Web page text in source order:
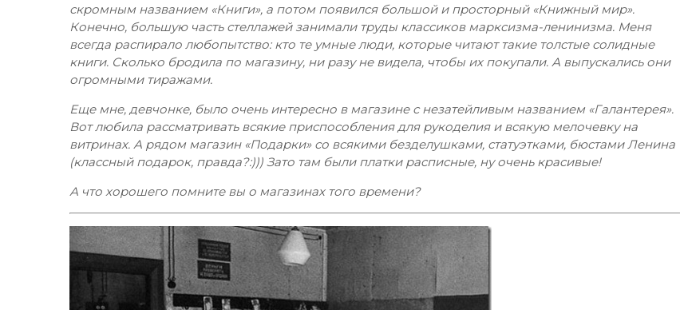
скромным названием «Книги», а потом появился большой и просторный «Книжный мир».
Конечно, большую часть стеллажей занимали труды классиков марксизма-ленинизма. Меня
всегда распирало любопытство: кто те умные люди, которые читают такие толстые солидные
книги. Сколько бродила по магазину, ни разу не видела, чтобы их покупали. А выпускались они
огромными тиражами.
Еще мне, девчонке, было очень интересно в магазине с незатейливым названием «Галантерея».
Вот любила рассматривать всякие приспособления для рукоделия и всякую мелочевку на
витринах. А рядом магазин «Подарки» со всякими безделушками, статуэтками, бюстами Ленина
(классный подарок, правда?:))) Зато там были платки расписные, ну очень красивые!
А что хорошего помните вы о магазинах того времени?